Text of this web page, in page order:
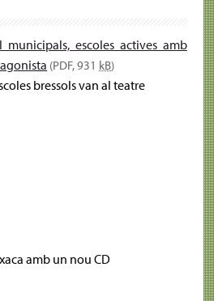
municipals, escoles actives amb
(PDF, 931 kB)
bressols van al teatre
amb un nou CD